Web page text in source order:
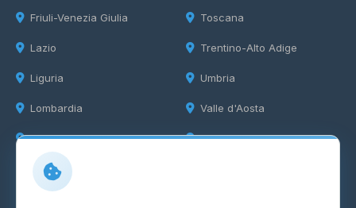
Friuli-Venezia Giulia
Lazio
Liguria
Lombardia
Marche
Toscana
Trentino-Alto Adige
Umbria
Valle d'Aosta
Veneto
Info